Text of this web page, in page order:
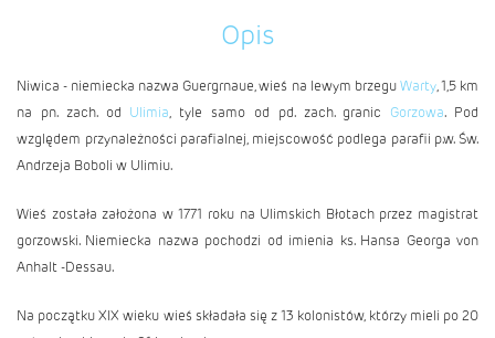
Opis
Niwica - niemiecka nazwa Guergrnaue, wieś na lewym brzegu Warty, 1,5 km
na pn. zach. od Ulimia, tyle samo od pd. zach. granic Gorzowa. Pod
względem przynależności parafialnej, miejscowość podlega parafii p.w. Św.
Andrzeja Boboli w Ulimiu.
Wieś została założona w 1771 roku na Ulimskich Błotach przez magistrat
gorzowski. Niemiecka nazwa pochodzi od imienia ks. Hansa Georga von
Anhalt -Dessau.
Na początku XIX wieku wieś składała się z 13 kolonistów, którzy mieli po 20